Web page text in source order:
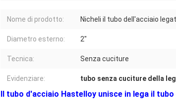
Nome di prodotto: Nicheli il tubo dell'acciaio
Diametro esterno: 2"
Tecnica: Senza cuciture
Evidenziare: tubo senza cuciture della
Il tubo d'acciaio Hastelloy unisce in lega il